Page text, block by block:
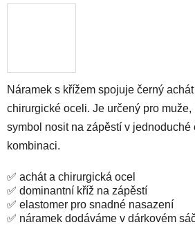
Náramek s křížem spojuje černý
chirurgické oceli. Je určený pro
symbol nosit na zápěstí v jednoduché
kombinaci.
✅ achát a chirurgická ocel
✅ dominantní kříž na zápěstí
✅ elastomer pro snadné nasazení
✅ náramek dodáváme v dárkovém